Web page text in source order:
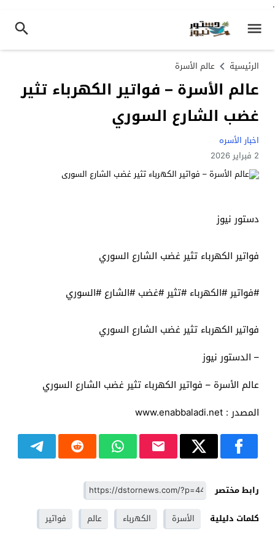
.
الرئيسية عالم الأسرة
عالم الأسرة – فواتير الكهرباء تثير
غضب الشارع السوري
اخبار الأسره
2 فبراير 2026
دستور نيوز
فواتير الكهرباء تثير غضب الشارع السوري
#فواتير #الكهرباء #تثير #غضب #الشارع #السوري
فواتير الكهرباء تثير غضب الشارع السوري
– الدستور نيوز
عالم الأسرة – فواتير الكهرباء تثير غضب الشارع السوري
المصدر : www.enabbaladi.net
رابط مختصر
كلمات دليلية
الأسرة الكهرباء عالم فواتير